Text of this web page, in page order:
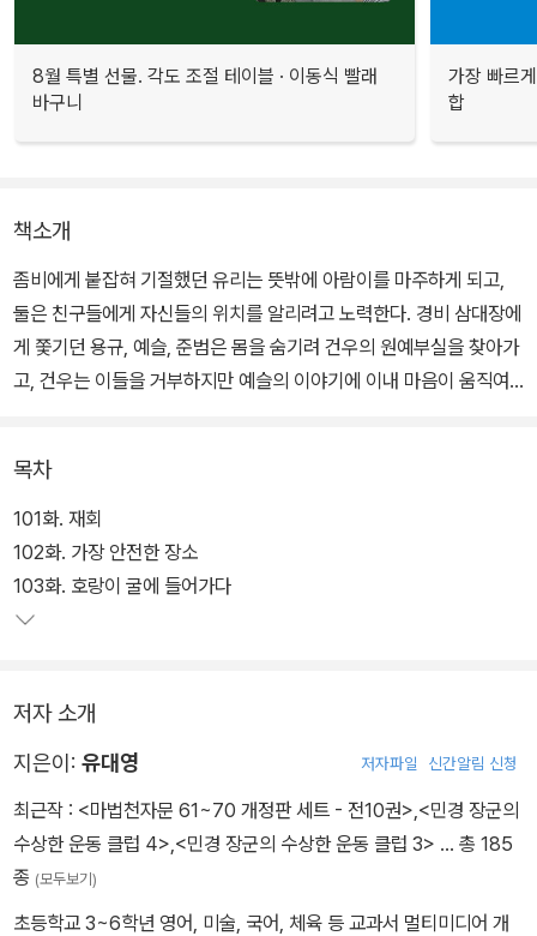
8월 특별 선물. 각도 조절 테이블 · 이동식 빨래
바구니
가장 빠르
합
책소개
좀비에게 붙잡혀 기절했던 유리는 뜻밖에 아람이를 마주하게 되고,
둘은 친구들에게 자신들의 위치를 알리려고 노력한다. 경비 삼대장에
게 쫓기던 용규, 예슬, 준범은 몸을 숨기려 건우의 원예부실을 찾아가
고, 건우는 이들을 거부하지만 예슬의 이야기에 이내 마음이 움직여
목차
101화. 재회
102화. 가장 안전한 장소
103화. 호랑이 굴에 들어가다
저자 소개
지은이: 유대영 저자파일 신간알림 신청
최근작 : <마법천자문 61~70 개정판 세트 - 전10권> <민경 장군의
수상한 운동 클럽 4> <민경 장군의 수상한 운동 클럽 3> … 총 185
종 (모두보기)
초등학교 3~6학년 영어, 미술, 국어, 체육 등 교과서 멀티미디어 개